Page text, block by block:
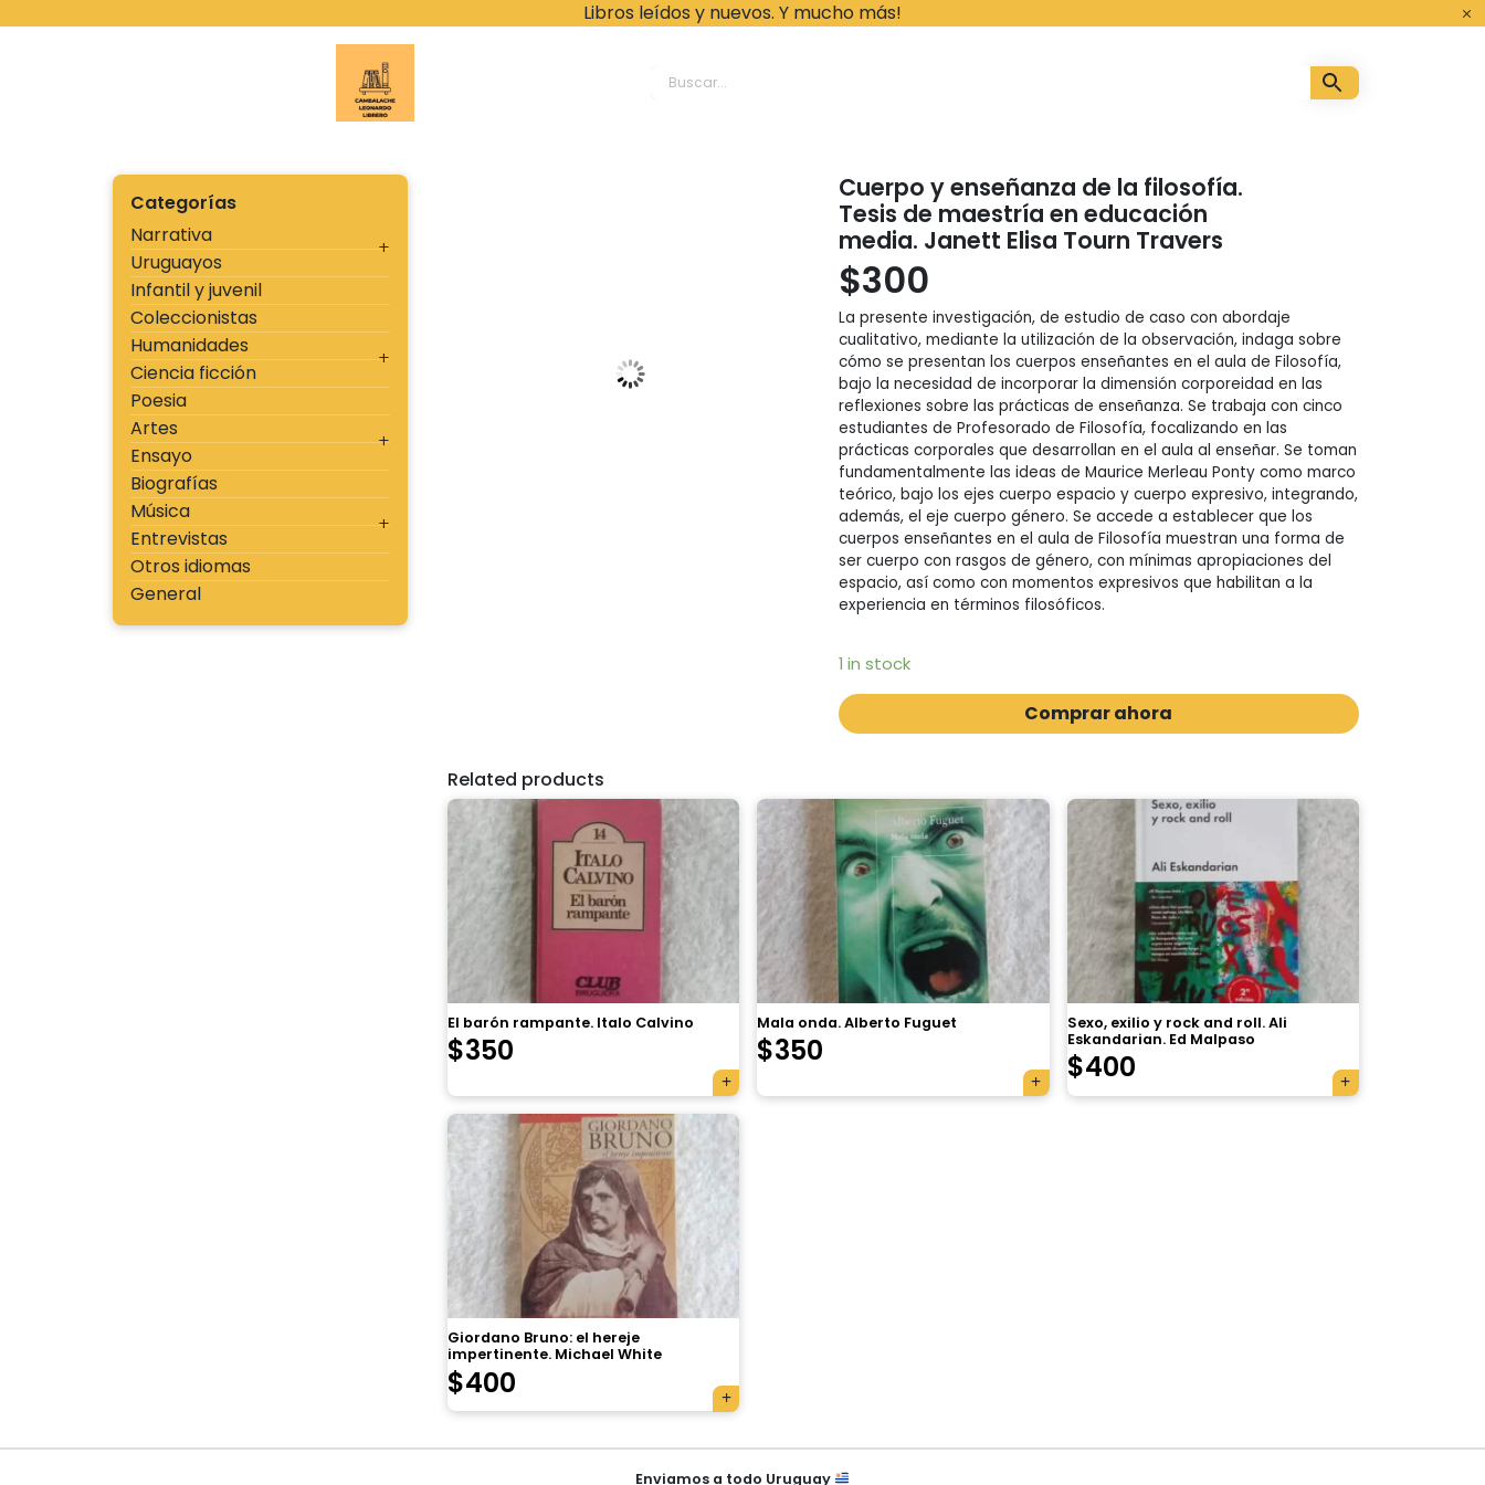
Libros leídos y nuevos. Y mucho más!
Categorías
Narrativa
Uruguayos
Infantil y juvenil
Coleccionistas
Humanidades
Ciencia ficción
Poesia
Artes
Ensayo
Biografías
Música
Entrevistas
Otros idiomas
General
Cuerpo y enseñanza de la filosofía.
Tesis de maestría en educación
media. Janett Elisa Tourn Travers
$300
La presente investigación, de estudio de caso con abordaje
cualitativo, mediante la utilización de la observación, indaga sobre
cómo se presentan los cuerpos enseñantes en el aula de Filosofía,
bajo la necesidad de incorporar la dimensión corporeidad en las
reflexiones sobre las prácticas de enseñanza. Se trabaja con cinco
estudiantes de Profesorado de Filosofía, focalizando en las
prácticas corporales que desarrollan en el aula al enseñar. Se toman
fundamentalmente las ideas de Maurice Merleau Ponty como marco
teórico, bajo los ejes cuerpo espacio y cuerpo expresivo, integrando,
además, el eje cuerpo género. Se accede a establecer que los
cuerpos enseñantes en el aula de Filosofía muestran una forma de
ser cuerpo con rasgos de género, con mínimas apropiaciones del
espacio, así como con momentos expresivos que habilitan a la
experiencia en términos filosóficos.
1 in stock
Comprar ahora
Related products
El barón rampante. Italo Calvino
$350
Mala onda. Alberto Fuguet
$350
Sexo, exilio y rock and roll. Ali
Eskandarian. Ed Malpaso
$400
Giordano Bruno: el hereje
impertinente. Michael White
$400
Navegación
Enviamos a todo Uruguay